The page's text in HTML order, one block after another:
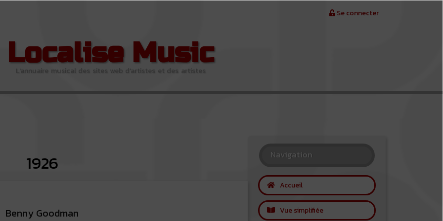
Se connecter
Localise Music
L'annuaire musical des sites web d'artistes et des artistes
1926
Benny Goodman
Navigation
Accueil
Vue simplifiée